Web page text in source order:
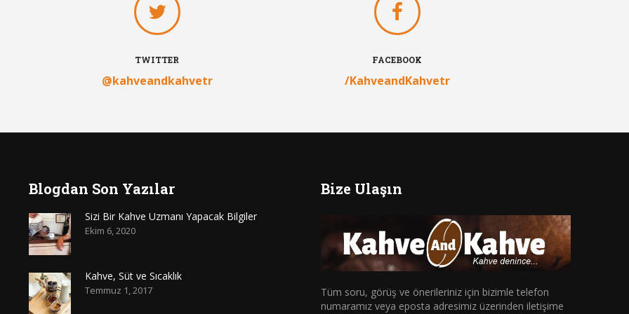
TWITTER
@kahveandkahvetr
FACEBOOK
/KahveandKahvetr
Blogdan Son Yazılar
Sizi Bir Kahve Uzmanı Yapacak Bilgiler
Ekim 6, 2020
Kahve, Süt ve Sıcaklık
Temmuz 1, 2017
Bize Ulaşın
Tüm soru, görüş ve önerileriniz için bizimle telefon
numaramız veya eposta adresimiz üzerinden iletişime